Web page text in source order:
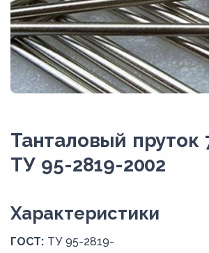
Танталовый
ТУ 95-2819-2002
Xарактеристики
ГОСТ: ТУ 95-2819-